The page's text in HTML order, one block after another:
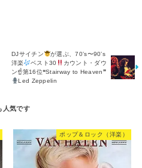
DJサイチン
が選ぶ、70’s〜90’s
洋楽
ベスト30
カウント・ダウ
ン☝第16位❝Stairway to Heaven❞
Led Zeppelin
ポップ＆ロック（洋楽）